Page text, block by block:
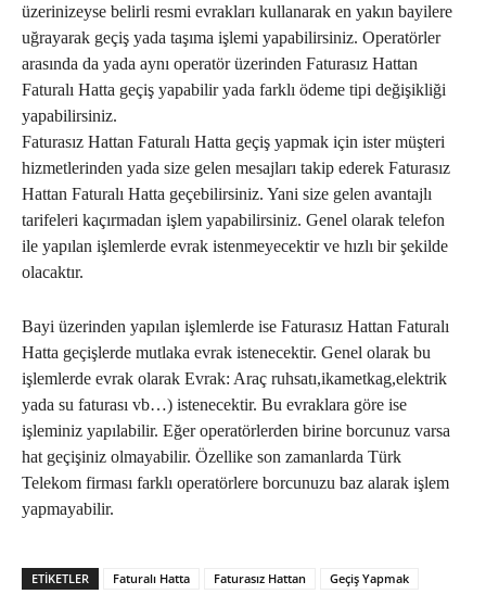
üzerinizeyse belirli resmi evrakları kullanarak en yakın bayilere
uğrayarak geçiş yada taşıma işlemi yapabilirsiniz. Operatörler
arasında da yada aynı operatör üzerinden Faturasız Hattan
Faturalı Hatta geçiş yapabilir yada farklı ödeme tipi değişikliği
yapabilirsiniz.
Faturasız Hattan Faturalı Hatta geçiş yapmak için ister müşteri
hizmetlerinden yada size gelen mesajları takip ederek Faturasız
Hattan Faturalı Hatta geçebilirsiniz. Yani size gelen avantajlı
tarifeleri kaçırmadan işlem yapabilirsiniz. Genel olarak telefon
ile yapılan işlemlerde evrak istenmeyecektir ve hızlı bir şekilde
olacaktır.
Bayi üzerinden yapılan işlemlerde ise Faturasız Hattan Faturalı
Hatta geçişlerde mutlaka evrak istenecektir. Genel olarak bu
işlemlerde evrak olarak Evrak: Araç ruhsatı,ikametkag,elektrik
yada su faturası vb…) istenecektir. Bu evraklara göre ise
işleminiz yapılabilir. Eğer operatörlerden birine borcunuz varsa
hat geçişiniz olmayabilir. Özellike son zamanlarda Türk
Telekom firması farklı operatörlere borcunuzu baz alarak işlem
yapmayabilir.
ETIKETLER Faturalı Hatta Faturasız Hattan
Geçiş Yapmak